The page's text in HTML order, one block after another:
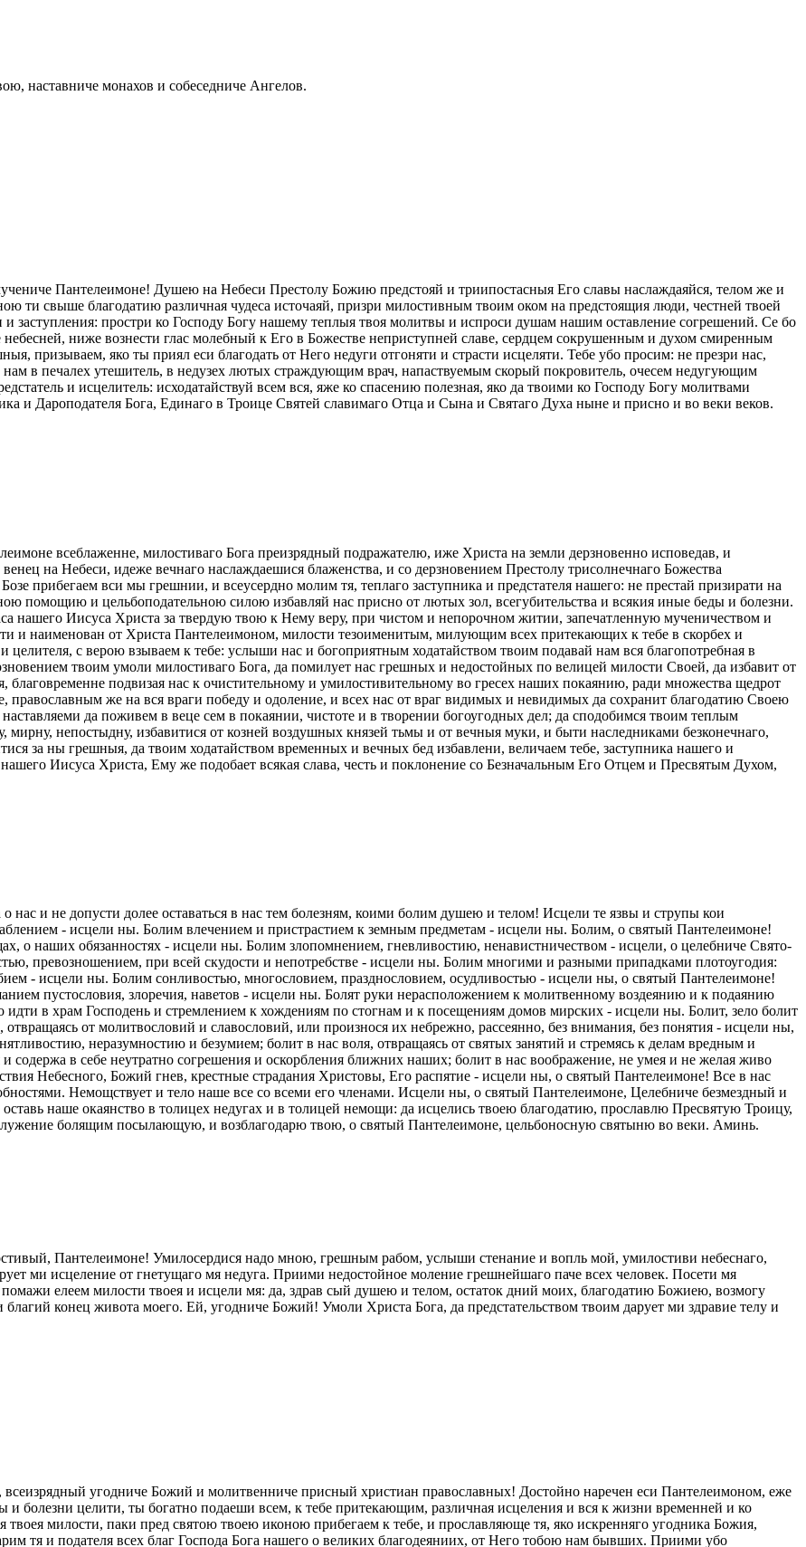
наставниче монахов и собеседниче Ангелов.
Пантелеимоне! Душею на Небеси Престолу Божию предстояй и триипостасныя Его славы наслаждаяйся, телом же и
ти свыше благодатию различная чудеса источаяй, призри милостивным твоим оком на предстоящия люди, честней твоей
заступления: простри ко Господу Богу нашему теплыя твоя молитвы и испроси душам нашим оставление согрешений. Се бо
ниже вознести глас молебный к Его в Божестве неприступней славе, сердцем сокрушенным и духом смиренным
призываем, яко ты приял еси благодать от Него недуги отгоняти и страсти исцеляти. Тебе убо просим: не презри нас,
в печалех утешитель, в недузех лютых страждующим врач, напаствуемым скорый покровитель, очесем недугующим
и исцелитель: исходатайствуй всем вся, яже ко спасению полезная, яко да твоими ко Господу Богу молитвами
и Дароподателя Бога, Единаго в Троице Святей славимаго Отца и Сына и Святаго Духа ныне и присно и во веки веков.
всеблаженне, милостиваго Бога преизрядный подражателю, иже Христа на земли дерзновенно исповедав, и
на Небеси, идеже вечнаго наслаждаешися блаженства, и со дерзновением Престолу трисолнечнаго Божества
прибегаем вси мы грешнии, и всеусердно молим тя, теплаго заступника и предстателя нашего: не престай призирати на
помощию и цельбоподательною силою избавляй нас присно от лютых зол, всегубительства и всякия иные беды и болезни.
нашего Иисуса Христа за твердую твою к Нему веру, при чистом и непорочном житии, запечатленную мученичеством и
и наименован от Христа Пантелеимоном, милости тезоименитым, милующим всех притекающих к тебе в скорбех и
с верою взываем к тебе: услыши нас и богоприятным ходатайством твоим подавай нам вся благопотребная в
твоим умоли милостиваго Бога, да помилует нас грешных и недостойных по велицей милости Своей, да избавит от
благовременне подвизая нас к очистительному и умилостивительному во гресех наших покаянию, ради множества щедрот
православным же на вся враги победу и одоление, и всех нас от враг видимых и невидимых да сохранит благодатию Своею
да поживем в веце сем в покаянии, чистоте и в творении богоугодных дел; да сподобимся твоим теплым
мирну, непостыдну, избавитися от козней воздушных князей тьмы и от вечныя муки, и быти наследниками безконечнаго,
за ны грешныя, да твоим ходатайством временных и вечных бед избавлени, величаем тебе, заступника нашего и
Иисуса Христа, Ему же подобает всякая слава, честь и поклонение со Безначальным Его Отцем и Пресвятым Духом,
и не допусти долее оставаться в нас тем болезням, коими болим душею и телом! Исцели те язвы и струпы кои
- исцели ны. Болим влечением и пристрастием к земным предметам - исцели ны. Болим, о святый Пантелеимоне!
о наших обязанностях - исцели ны. Болим злопомнением, гневливостию, ненавистничеством - исцели, о целебниче Свято-
превозношением, при всей скудости и непотребстве - исцели ны. Болим многими и разными припадками плотоугодия:
- исцели ны. Болим сонливостью, многословием, празднословием, осудливостью - исцели ны, о святый Пантелеимоне!
пустословия, злоречия, наветов - исцели ны. Болят руки нерасположением к молитвенному воздеянию и к подаянию
в храм Господень и стремлением к хождениям по стогнам и к посещениям домов мирских - исцели ны. Болит, зело болит
от молитвословий и славословий, или произнося их небрежно, рассеянно, без внимания, без понятия - исцели ны,
неразумностию и безумием; болит в нас воля, отвращаясь от святых занятий и стремясь к делам вредным и
содержа в себе неутратно согрешения и оскорбления ближних наших; болит в нас воображение, не умея и не желая живо
Небесного, Божий гнев, крестные страдания Христовы, Его распятие - исцели ны, о святый Пантелеимоне! Все в нас
Немощствует и тело наше все со всеми его членами. Исцели ны, о святый Пантелеимоне, Целебниче безмездный и
наше окаянство в толицех недугах и в толицей немощи: да исцелись твоею благодатию, прославлю Пресвятую Троицу,
болящим посылающую, и возблагодарю твою, о святый Пантелеимоне, цельбоносную святыню во веки. Аминь.
Пантелеимоне! Умилосердися надо мною, грешным рабом, услыши стенание и вопль мой, умилостиви небеснаго,
ми исцеление от гнетущаго мя недуга. Приими недостойное моление грешнейшаго паче всех человек. Посети мя
елеем милости твоея и исцели мя: да, здрав сый душею и телом, остаток дний моих, благодатию Божиею, возмогу
конец живота моего. Ей, угодниче Божий! Умоли Христа Бога, да предстательством твоим дарует ми здравие телу и
угодниче Божий и молитвенниче присный христиан православных! Достойно наречен еси Пантелеимоном, еже
и болезни целити, ты богатно подаеши всем, к тебе притекающим, различная исцеления и вся к жизни временней и ко
милости, паки пред святою твоею иконою прибегаем к тебе, и прославляюще тя, яко искренняго угодника Божия,
тя и подателя всех благ Господа Бога нашего о великих благодеяниих, от Него тобою нам бывших. Приими убо